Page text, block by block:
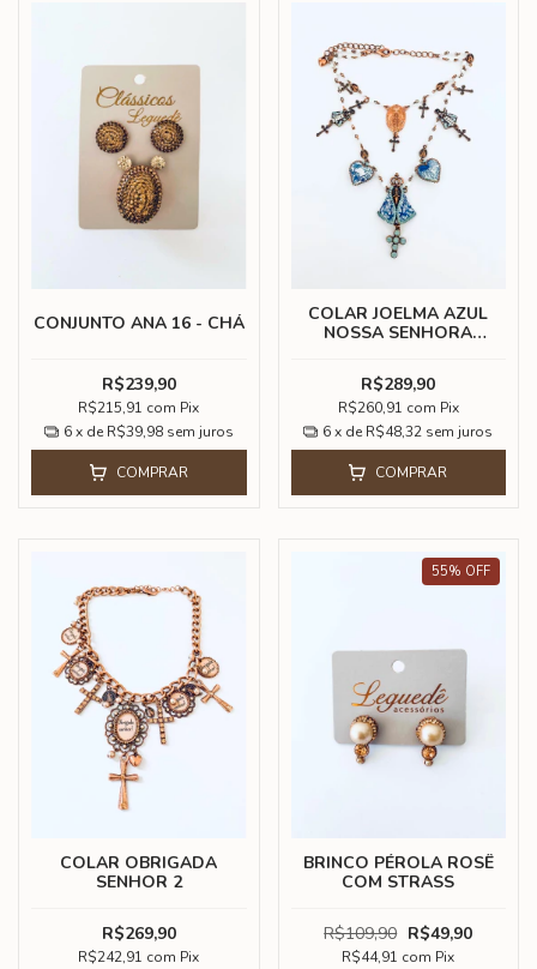
CONJUNTO ANA 16 - CHÁ
R$239,90
R$215,91 com Pix
6 x de R$39,98 sem juros
COMPRAR
COLAR JOELMA AZUL
NOSSA SENHORA
R$289,90
R$260,91 com Pix
6 x de R$48,32 sem juros
COMPRAR
COLAR OBRIGADA
SENHOR 2
R$269,90
R$242,91 com Pix
55% OFF
BRINCO PÉROLA ROSÊ
COM STRASS
R$109,90 R$49,90
R$44,91 com Pix